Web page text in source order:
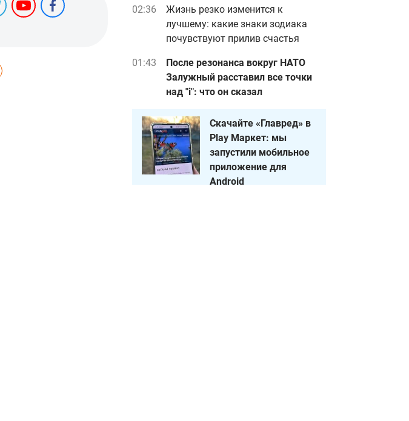
02:36
Жизнь резко изменится к
лучшему: какие знаки зодиака
почувствуют прилив счастья
01:43
После резонанса вокруг НАТО
Залужный расставил все точки
над "i": что он сказал
Скачайте «Главред» в
Play Маркет: мы
запустили мобильное
приложение для
Android